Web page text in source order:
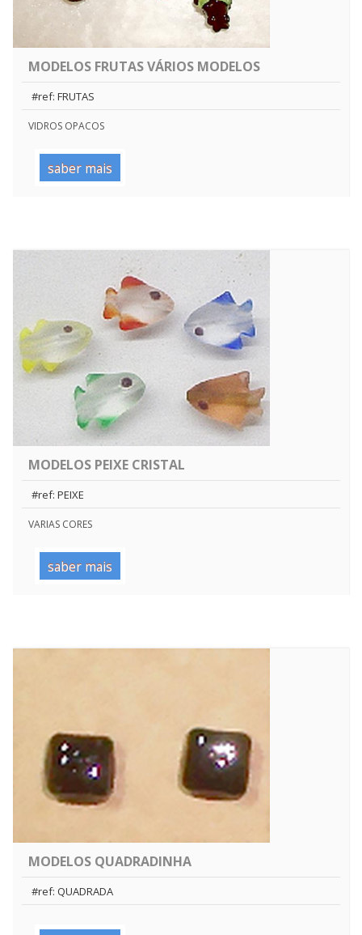
MODELOS FRUTAS VÁRIOS MODELOS
#ref: FRUTAS
VIDROS OPACOS
saber mais
MODELOS PEIXE CRISTAL
#ref: PEIXE
VARIAS CORES
saber mais
MODELOS QUADRADINHA
#ref: QUADRADA